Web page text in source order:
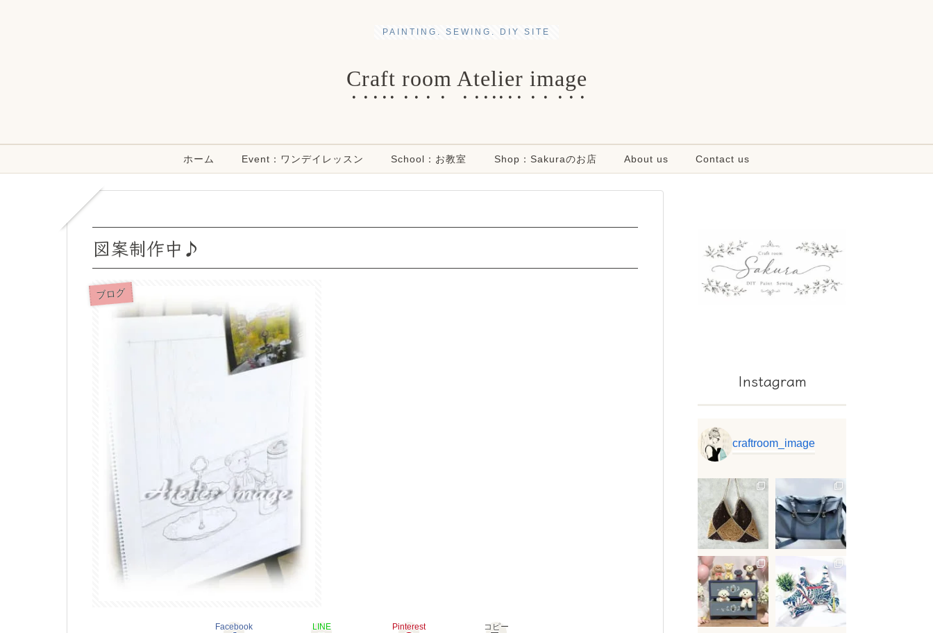
PAINTING. SEWING. DIY SITE
Craft room Atelier image
ホーム Event：ワンデイレッスン School：お教室 Shop：Sakuraのお店 About us Contact us
図案制作中♪
ブログ
Facebook LINE Pinterest コピー
Instagram
craftroom_image